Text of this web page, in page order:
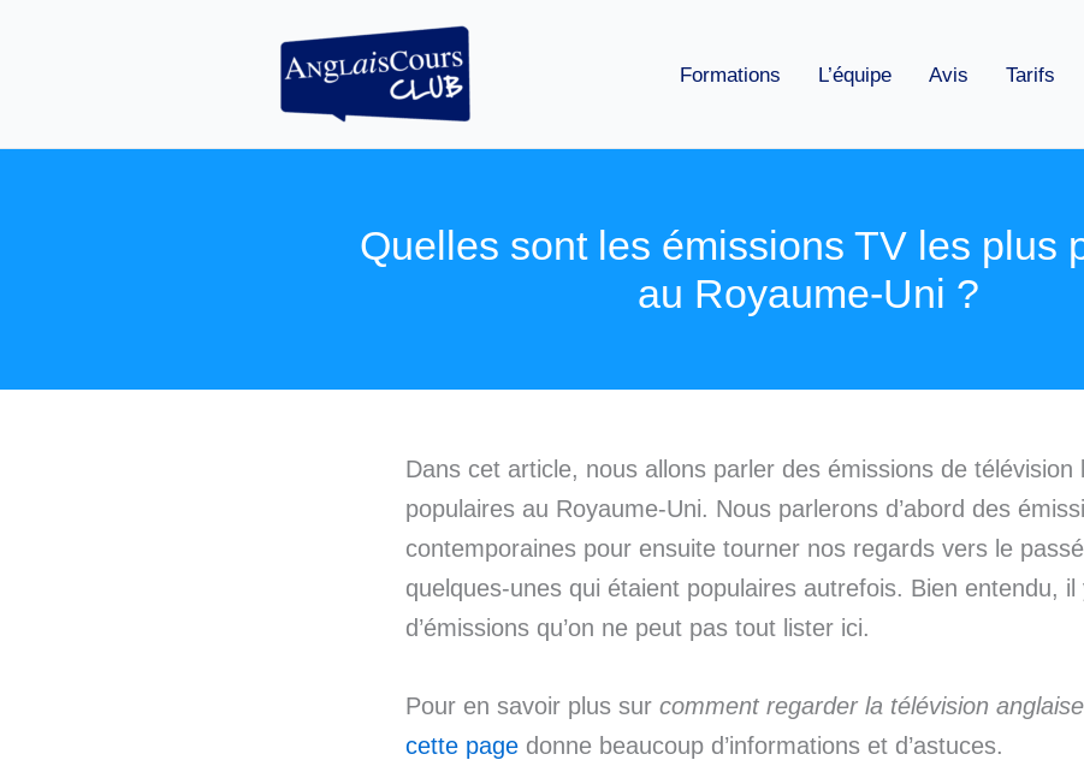
Formations L’équipe Avis Tarifs
Quelles sont les émissions TV les plus
au Royaume-Uni ?
Dans cet article, nous allons parler des émissions de télévision
populaires au Royaume-Uni. Nous parlerons d’abord des
contemporaines pour ensuite tourner nos regards vers le
quelques-unes qui étaient populaires autrefois. Bien entendu,
d’émissions qu’on ne peut pas tout lister ici.
Pour en savoir plus sur comment regarder la télévision
cette page donne beaucoup d’informations et d’astuces.